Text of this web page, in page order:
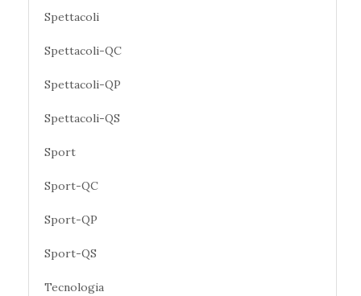
Spettacoli
Spettacoli-QC
Spettacoli-QP
Spettacoli-QS
Sport
Sport-QC
Sport-QP
Sport-QS
Tecnologia